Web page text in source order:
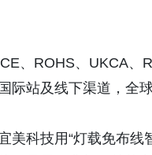
、ROHS、UKCA
际站及线下渠道，全
美科技用“灯载免布